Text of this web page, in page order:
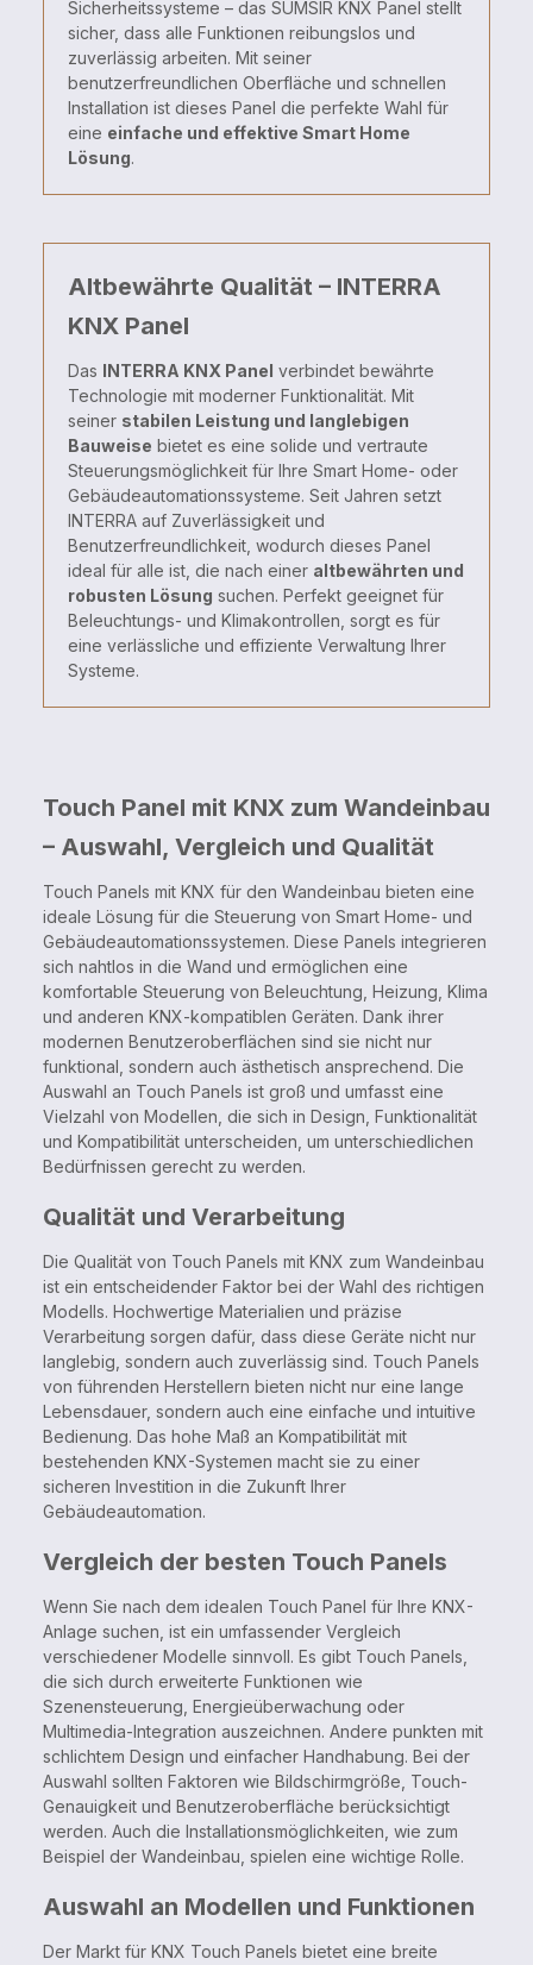
Sicherheitssysteme – das SUMSIR KNX Panel stellt
sicher, dass alle Funktionen reibungslos und
zuverlässig arbeiten. Mit seiner
benutzerfreundlichen Oberfläche und schnellen
Installation ist dieses Panel die perfekte Wahl für
eine einfache und effektive Smart Home
Lösung.
Altbewährte Qualität – INTERRA
KNX Panel
Das INTERRA KNX Panel verbindet bewährte
Technologie mit moderner Funktionalität. Mit
seiner stabilen Leistung und langlebigen
Bauweise bietet es eine solide und vertraute
Steuerungsmöglichkeit für Ihre Smart Home- oder
Gebäudeautomationssysteme. Seit Jahren setzt
INTERRA auf Zuverlässigkeit und
Benutzerfreundlichkeit, wodurch dieses Panel
ideal für alle ist, die nach einer altbewährten und
robusten Lösung suchen. Perfekt geeignet für
Beleuchtungs- und Klimakontrollen, sorgt es für
eine verlässliche und effiziente Verwaltung Ihrer
Systeme.
Touch Panel mit KNX zum Wandeinbau
– Auswahl, Vergleich und Qualität
Touch Panels mit KNX für den Wandeinbau bieten eine
ideale Lösung für die Steuerung von Smart Home- und
Gebäudeautomationssystemen. Diese Panels integrieren
sich nahtlos in die Wand und ermöglichen eine
komfortable Steuerung von Beleuchtung, Heizung, Klima
und anderen KNX-kompatiblen Geräten. Dank ihrer
modernen Benutzeroberflächen sind sie nicht nur
funktional, sondern auch ästhetisch ansprechend. Die
Auswahl an Touch Panels ist groß und umfasst eine
Vielzahl von Modellen, die sich in Design, Funktionalität
und Kompatibilität unterscheiden, um unterschiedlichen
Bedürfnissen gerecht zu werden.
Qualität und Verarbeitung
Die Qualität von Touch Panels mit KNX zum Wandeinbau
ist ein entscheidender Faktor bei der Wahl des richtigen
Modells. Hochwertige Materialien und präzise
Verarbeitung sorgen dafür, dass diese Geräte nicht nur
langlebig, sondern auch zuverlässig sind. Touch Panels
von führenden Herstellern bieten nicht nur eine lange
Lebensdauer, sondern auch eine einfache und intuitive
Bedienung. Das hohe Maß an Kompatibilität mit
bestehenden KNX-Systemen macht sie zu einer
sicheren Investition in die Zukunft Ihrer
Gebäudeautomation.
Vergleich der besten Touch Panels
Wenn Sie nach dem idealen Touch Panel für Ihre KNX-
Anlage suchen, ist ein umfassender Vergleich
verschiedener Modelle sinnvoll. Es gibt Touch Panels,
die sich durch erweiterte Funktionen wie
Szenensteuerung, Energieüberwachung oder
Multimedia-Integration auszeichnen. Andere punkten mit
schlichtem Design und einfacher Handhabung. Bei der
Auswahl sollten Faktoren wie Bildschirmgröße, Touch-
Genauigkeit und Benutzeroberfläche berücksichtigt
werden. Auch die Installationsmöglichkeiten, wie zum
Beispiel der Wandeinbau, spielen eine wichtige Rolle.
Auswahl an Modellen und Funktionen
Der Markt für KNX Touch Panels bietet eine breite